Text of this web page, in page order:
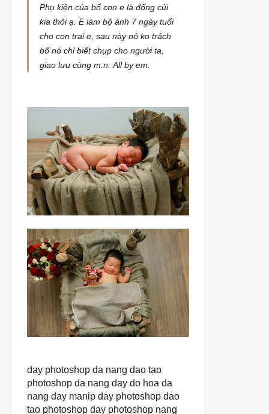
Phụ kiện của bố con e là đống củi
kia thôi ạ. E làm bộ ảnh 7 ngày tuổi
cho con trai e, sau này nó ko trách
bố nó chỉ biết chụp cho người ta,
giao lưu cùng m.n. All by em.
day photoshop da nang dao tao
photoshop da nang day do hoa da
nang day manip day photoshop dao
tao photoshop day photoshop nang